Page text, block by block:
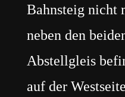
Bahnsteig nicht
neben den
Abstellgleis
auf der